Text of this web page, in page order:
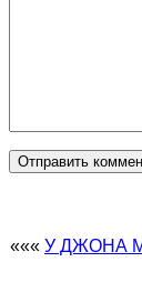
««« У ДЖОНА